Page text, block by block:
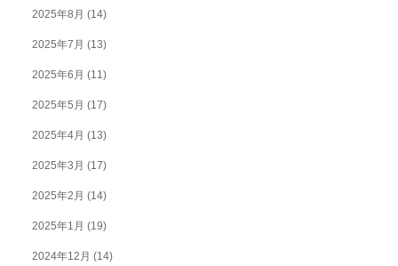
2025年8月 (14)
2025年7月 (13)
2025年6月 (11)
2025年5月 (17)
2025年4月 (13)
2025年3月 (17)
2025年2月 (14)
2025年1月 (19)
2024年12月 (14)